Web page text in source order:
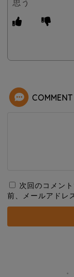
思う
COMMENT
次回のコメン
前、メールアドレ